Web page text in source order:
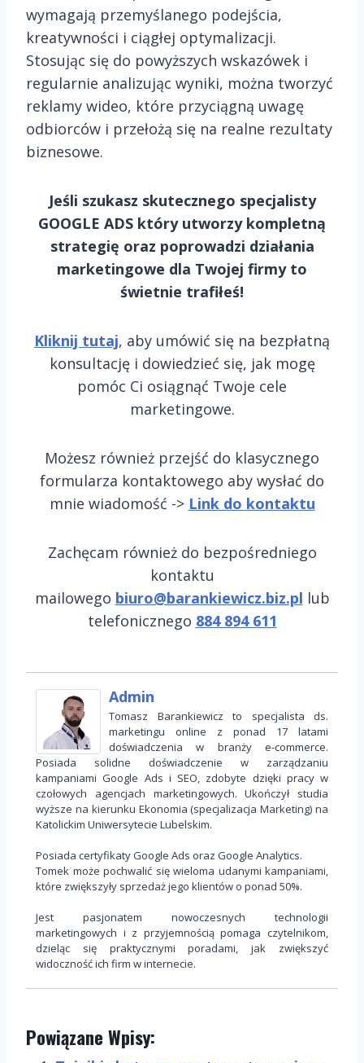
wymagają przemyślanego podejścia,
kreatywności i ciągłej optymalizacji.
Stosując się do powyższych wskazówek i
regularnie analizując wyniki, można tworzyć
reklamy wideo, które przyciągną uwagę
odbiorców i przełożą się na realne rezultaty
biznesowe.
Jeśli szukasz skutecznego specjalisty
GOOGLE ADS który utworzy kompletną
strategię oraz poprowadzi działania
marketingowe dla Twojej firmy to
świetnie trafiłeś!
Kliknij tutaj, aby umówić się na bezpłatną
konsultację i dowiedzieć się, jak mogę
pomóc Ci osiągnąć Twoje cele
marketingowe.
Możesz również przejść do klasycznego
formularza kontaktowego aby wysłać do
mnie wiadomość -> Link do kontaktu
Zachęcam również do bezpośredniego
kontaktu
mailowego biuro@barankiewicz.biz.pl lub
telefonicznego 884 894 611
Admin
Tomasz Barankiewicz to specjalista ds.
marketingu online z ponad 17 latami
doświadczenia w branży e-commerce.
Posiada solidne doświadczenie w zarządzaniu
kampaniami Google Ads i SEO, zdobyte dzięki pracy w
czołowych agencjach marketingowych. Ukończył studia
wyższe na kierunku Ekonomia (specjalizacja Marketing) na
Katolickim Uniwersytecie Lubelskim.
Posiada certyfikaty Google Ads oraz Google Analytics.
Tomek może pochwalić się wieloma udanymi kampaniami,
które zwiększyły sprzedaż jego klientów o ponad 50%.
Jest pasjonatem nowoczesnych technologii
marketingowych i z przyjemnością pomaga czytelnikom,
dzieląc się praktycznymi poradami, jak zwiększyć
widoczność ich firm w internecie.
Powiązane Wpisy: